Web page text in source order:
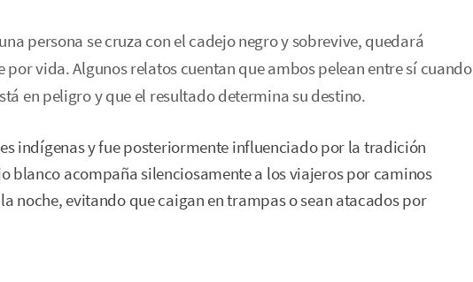
persona se cruza con el cadejo negro y sobrevive, quedará
por vida. Algunos relatos cuentan que ambos pelean entre sí cuando
en peligro y que el resultado determina su destino.
indígenas y fue posteriormente influenciado por la tradición
blanco acompaña silenciosamente a los viajeros por caminos
noche, evitando que caigan en trampas o sean atacados por